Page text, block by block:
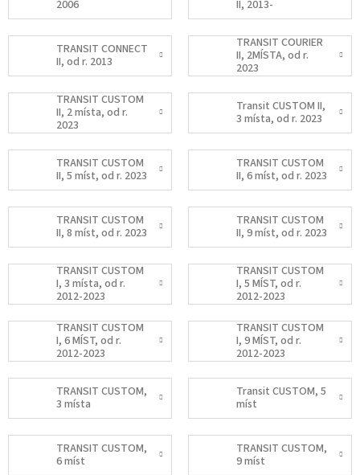
2006
II, 2013-
TRANSIT CONNECT
II, od r. 2013
TRANSIT COURIER
II, 2MÍSTA, od r.
2023
TRANSIT CUSTOM
II, 2 místa, od r.
2023
Transit CUSTOM II,
3 místa, od r. 2023
TRANSIT CUSTOM
II, 5 míst, od r. 2023
TRANSIT CUSTOM
II, 6 míst, od r. 2023
TRANSIT CUSTOM
II, 8 míst, od r. 2023
TRANSIT CUSTOM
II, 9 míst, od r. 2023
TRANSIT CUSTOM
I, 3 místa, od r.
2012-2023
TRANSIT CUSTOM
I, 5 MÍST, od r.
2012-2023
TRANSIT CUSTOM
I, 6 MÍST, od r.
2012-2023
TRANSIT CUSTOM
I, 9 MÍST, od r.
2012-2023
TRANSIT CUSTOM,
3 místa
Transit CUSTOM, 5
míst
TRANSIT CUSTOM,
6 míst
TRANSIT CUSTOM,
9 míst